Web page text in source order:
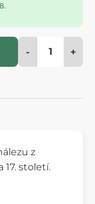
- +
z
17. století.